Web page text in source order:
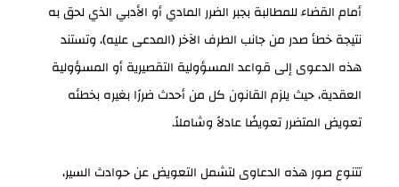
أمام القضاء للمطالبة بجبر الضرر المادي أو الأدبي الذي لحق به
نتيجة خطأ صدر من جانب الطرف الآخر (المدعى عليه)، وتستند
هذه الدعوى إلى قواعد المسؤولية التقصيرية أو المسؤولية
العقدية، حيث يلزم القانون كل من أحدث ضررًا بغيره بخطئه
تعويض المتضرر تعويضًا عادلاً وشاملاً.
تتنوع صور هذه الدعاوى لتشمل التعويض عن حوادث السير،